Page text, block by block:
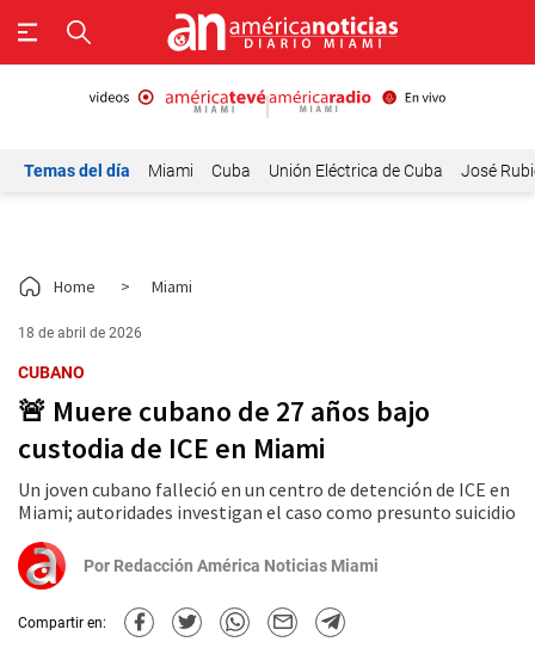
Temas del día Miami Cuba Unión Eléctrica de Cuba José
Home > Miami
18 de abril de 2026
CUBANO
🚨 Muere cubano de 27 años bajo
custodia de ICE en Miami
Un joven cubano falleció en un centro de detención de ICE en
Miami; autoridades investigan el caso como presunto suicidio
Por Redacción América Noticias Miami
Compartir en: